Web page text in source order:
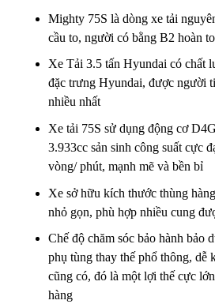
Mighty 75S là dòng xe tải
cầu to, người có bằng B2 hoàn
Xe Tải 3.5 tấn Hyundai có chất
đặc trưng Hyundai, được người
nhiều nhất
Xe tải 75S sử dụng động cơ
3.933cc sản sinh công suất cực
vòng/ phút, mạnh mẽ và bền bỉ
Xe sở hữu kích thước thùng
nhỏ gọn, phù hợp nhiều cung
Chế độ chăm sóc bảo hành bảo
phụ tùng thay thế phổ thông, dễ
cũng có, đó là một lợi thế cực
hàng